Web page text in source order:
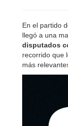
En el partido
llegó a una
disputados
recorrido que
más